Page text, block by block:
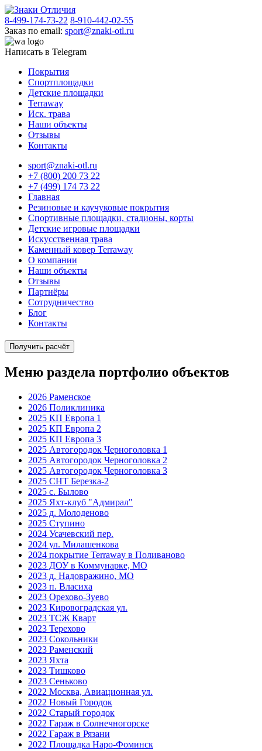
8-499-174-73-22 8-910-442-02-55
Заказ по email: sport@znaki-otl.ru
Написать в Telegram
Покрытия
Спортплощадки
Детские площадки
Terraway
Иск. трава
Наши объекты
Отзывы
Контакты
sport@znaki-otl.ru
+7 (800) 200 73 22
+7 (499) 174 73 22
Главная
Резиновые и каучуковые покрытия
Спортивные площадки, стадионы, корты
Детские игровые площадки
Искусственная трава
Каменный ковер Terraway
О компании
Наши объекты
Отзывы
Партнёры
Сотрудничество
Блог
Контакты
Получить расчёт
Меню раздела портфолио объектов
2026 Раменское
2026 Поликлиника
2025 КП Европа 1
2025 КП Европа 2
2025 КП Европа 3
2025 Автогородок Черноголовка 1
2025 Автогородок Черноголовка 2
2025 Автогородок Черноголовка 3
2025 СНТ Березка-2
2025 с. Былово
2025 Яхт-клуб "Адмирал"
2025 д. Молоденово
2025 Ступино
2024 Усачевский пер.
2024 ул. Милашенкова
2024 покрытие Terraway в Поливаново
2023 ДОУ в Коммунарке, МО
2023 д. Надовражино, МО
2023 п. Власиха
2023 Орехово-Зуево
2023 Кировоградская ул.
2023 ТСЖ Кварт
2023 Терехово
2023 Сокольники
2023 Раменский
2023 Яхта
2023 Тишково
2023 Сеньково
2022 Москва, Авиационная ул.
2022 Новый Городок
2022 Старый городок
2022 Гараж в Солнечногорске
2022 Гараж в Рязани
2022 Площадка Наро-Фоминск